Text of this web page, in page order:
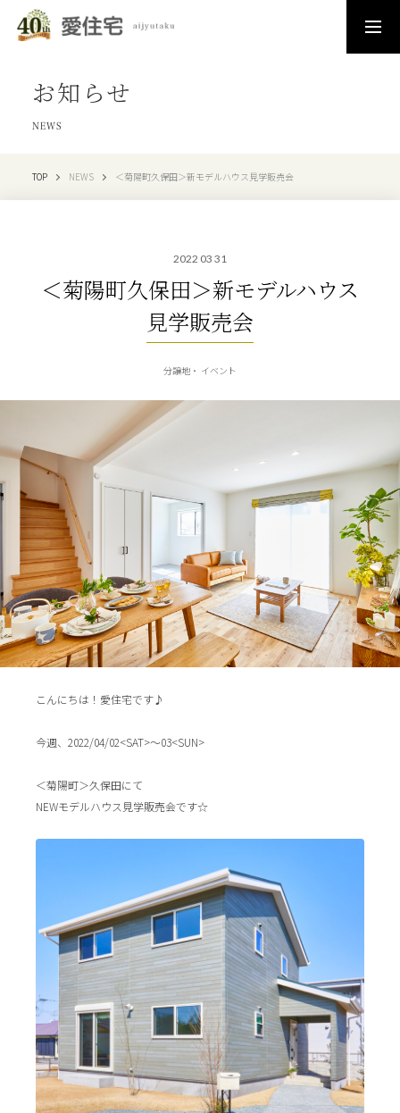
お知らせ
NEWS
TOP NEWS ＜菊陽町久保田＞新モデルハウス見学販売会
2022 03 31
＜菊陽町久保田＞新モデルハウス
見学販売会
分譲地 イベント
こんにちは！愛住宅です♪
今週、2022/04/02<SAT>～03<SUN>
＜菊陽町＞久保田にて
NEWモデルハウス見学販売会です☆